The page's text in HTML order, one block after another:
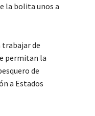
la bolita unos a
de
permitan la
de
a Estados